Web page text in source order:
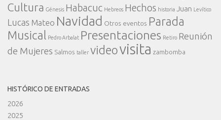
Cultura Génesis Habacuc Hebreos Hechos historia Juan Levítico
Lucas Mateo Navidad Otros eventos Parada
Musical
Pedro Arbalat Presentaciones Retiro Reunión
de Mujeres Salmos taller videovisita zambomba
HISTÓRICO DE ENTRADAS
2026
2025